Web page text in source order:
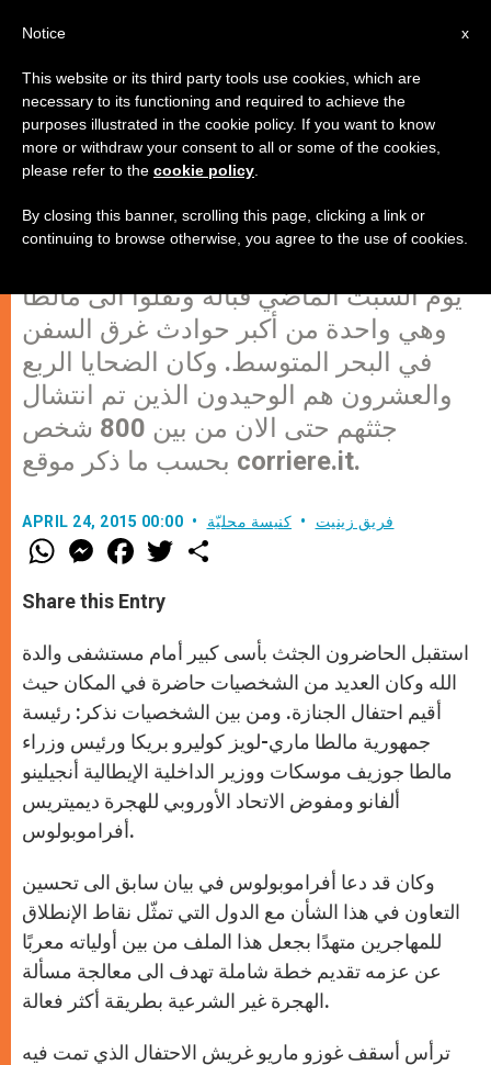
اجتمع حشد غفير في فاليتا لمشاركة
يوم السبت الماضي قبالة ونُقلوا الى مالطا
وهي واحدة من أكبر حوادث غرق السفن
في البحر المتوسط. وكان الضحايا الربع
والعشرون هم الوحيدون الذين تم انتشال
جثثهم حتى الان من بين 800 شخص
بحسب ما ذكر موقع corriere.it.
APRIL 24, 2015 00:00 فريق زينيت كنيسة محليّة
W
h
t
s
p
M
e
s
e
g
e
r
F
a
e
b
k
w
r
Share this Entry
استقبل الحاضرون الجثث بأسى كبير أمام مستشفى والدة
الله وكان العديد من الشخصيات حاضرة في المكان حيث
أقيم احتفال الجنازة. ومن بين الشخصيات نذكر: رئيسة
جمهورية مالطا ماري-لويز كوليرو بريكا ورئيس وزراء
مالطا جوزيف موسكات ووزير الداخلية الإيطالية أنجيلينو
ألفانو ومفوض الاتحاد الأوروبي للهجرة ديميتريس
أفراموبولوس.
وكان قد دعا أفراموبولوس في بيان سابق الى تحسين
التعاون في هذا الشأن مع الدول التي تمثّل نقاط الإنطلاق
للمهاجرين متهدًا بجعل هذا الملف من بين أولياته معربًا
عن عزمه تقديم خطة شاملة تهدف الى معالجة مسألة
الهجرة غير الشرعية بطريقة أكثر فعالة.
ترأس أسقف غوزو ماريو غريش الاحتفال الذي تمت فيه
x
Notice
This website or its third party tools use cookies, which are
necessary to its functioning and required to achieve the
purposes illustrated in the cookie policy. If you want to know
more or withdraw your consent to all or some of the cookies,
please refer to the cookie policy
By closing this banner, scrolling this page, clicking a link or
continuing to browse otherwise, you agree to the use of cookies.